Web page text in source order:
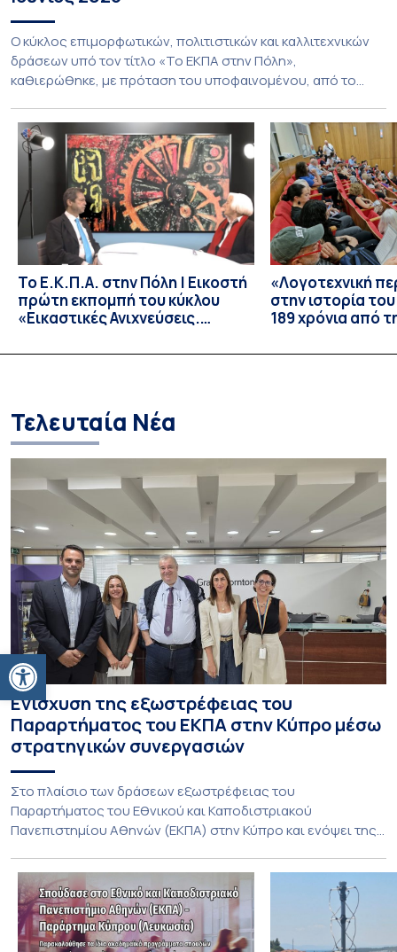
Ανοίξτε τη γραμμή εργαλείων
Ο κύκλος επιμορφωτικών, πολιτιστικών και καλλιτεχνικών
δράσεων υπό τον τίτλο «Το ΕΚΠΑ στην Πόλη»,
καθιερώθηκε, με πρόταση του υποφαινομένου, από το
εκκινώντας από τις 21 Μαρτίου του 2024. Συνδιοργανώνεται
σε σύμπραξη με τον Δήμο Αθηναίων, επί τη βάσει και
σχετικού Μνημονίου Συνεργασίας, το οποίο έχει ήδη
συνυπογραφεί από τον μήνα […]
Το Ε.Κ.Π.Α. στην Πόλη | Εικοστή
πρώτη εκπομπή του κύκλου
«Εικαστικές Ανιχνεύσεις.
Τέχνη»
«Λογοτεχνική
στην ιστορία
189 χρόνια από
Τελευταία Νέα
Ενίσχυση της εξωστρέφειας του
Παραρτήματος του ΕΚΠΑ στην Κύπρο μέσω
στρατηγικών συνεργασιών
Στο πλαίσιο των δράσεων εξωστρέφειας του
Παραρτήματος του Εθνικού και Καποδιστριακού
Πανεπιστημίου Αθηνών (ΕΚΠΑ) στην Κύπρο και ενόψει της
Τμήματος Οικονομικών Επιστημών και του Τμήματος
Διοίκησης Επιχειρήσεων και Οργανισμών τον Σεπτέμβριο
του 2026, ο Κοσμήτορας της Σχολής Οικονομικών και
Πολιτικών Επιστημών, Καθηγητής Νικόλαος Ηρειώτης, και ο
Πρόεδρος του Τμήματος […]